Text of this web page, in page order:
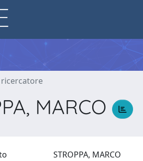
ricercatore
MARCO
STROPPA, MARCO